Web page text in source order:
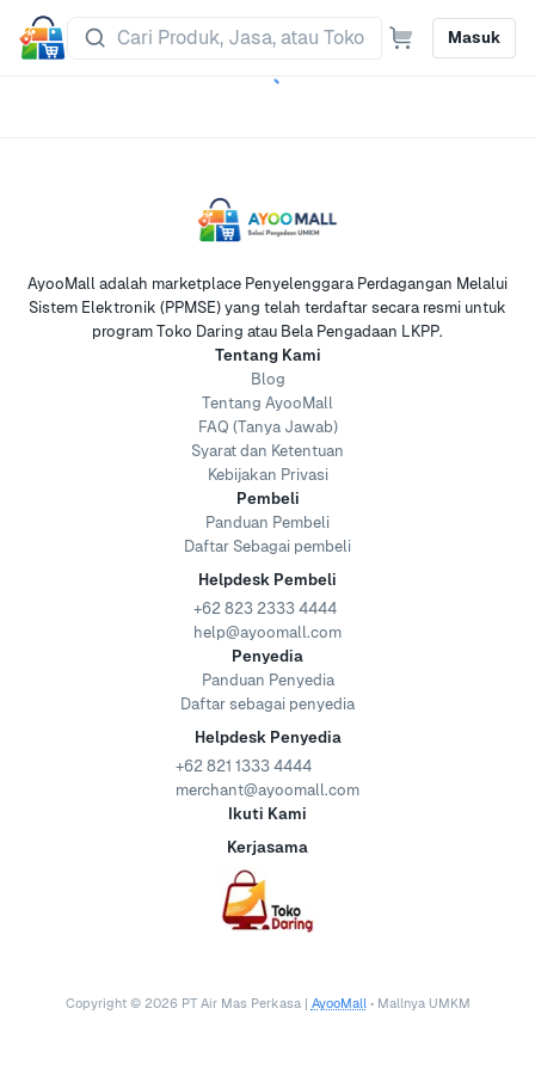
Masuk
AyooMall adalah marketplace Penyelenggara Perdagangan Melalui
Sistem Elektronik (PPMSE) yang telah terdaftar secara resmi untuk
program Toko Daring atau Bela Pengadaan LKPP.
Tentang Kami
Blog
Tentang AyooMall
FAQ (Tanya Jawab)
Syarat dan Ketentuan
Kebijakan Privasi
Pembeli
Panduan Pembeli
Daftar Sebagai pembeli
Helpdesk Pembeli
+62 823 2333 4444
help@ayoomall.com
Penyedia
Panduan Penyedia
Daftar sebagai penyedia
Helpdesk Penyedia
+62 821 1333 4444
merchant@ayoomall.com
Ikuti Kami
Kerjasama
Copyright © 2026 PT Air Mas Perkasa | AyooMall • Mallnya UMKM